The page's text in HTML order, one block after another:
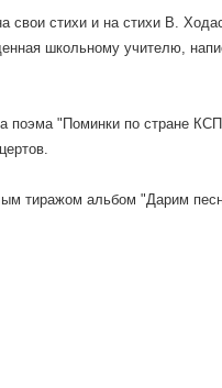
свои стихи и на стихи В.
школьному учителю,
поэма "Поминки по стране
тиражом альбом "Дарим